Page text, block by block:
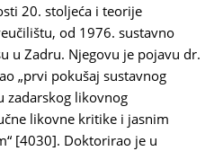
20. stoljeća i teorije
od 1976. sustavno
u Zadru. Njegovu je pojavu dr.
„prvi pokušaj sustavnog
zadarskog likovnog
likovne kritike i jasnim
[4030]. Doktorirao je u